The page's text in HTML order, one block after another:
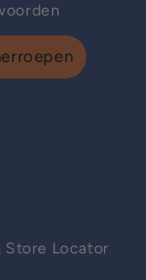
Store Locator